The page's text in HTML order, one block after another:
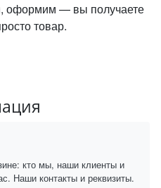
оформим — вы получаете
товар.
кто мы, наши клиенты и
Наши контакты и реквизиты.